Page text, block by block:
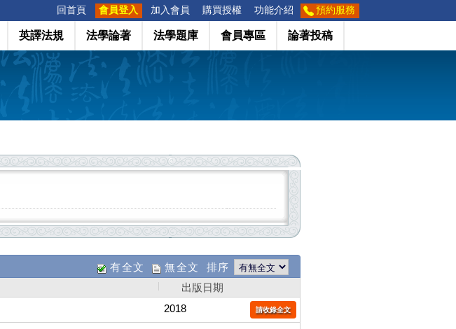
回首頁 會員登入 加入會員 購買授權 功能介紹 預約服務
英譯法規 法學論著 法學題庫 會員專區 論著投稿
有全文 無全文 排序
出版日期
2018 請收錄全文